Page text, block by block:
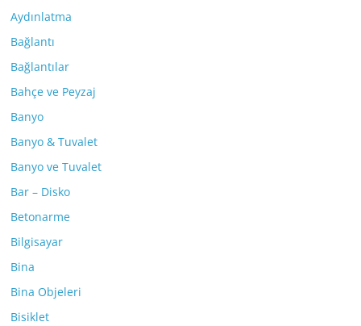
Aydınlatma
Bağlantı
Bağlantılar
Bahçe ve Peyzaj
Banyo
Banyo & Tuvalet
Banyo ve Tuvalet
Bar – Disko
Betonarme
Bilgisayar
Bina
Bina Objeleri
Bisiklet